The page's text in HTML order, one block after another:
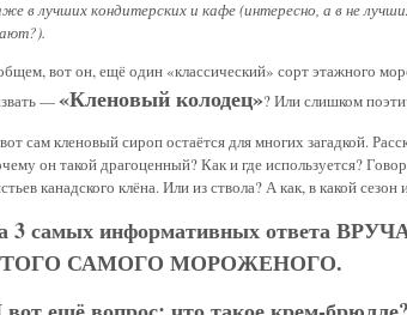
в лучших кондитерских и кафе (интересно, а в не
вот он, ещё один «классический» сорт этажного
—«Кленовый колодец»? Или слишком
сам кленовый сироп остаётся для многих загадкой.
он такой драгоценный? Как и где используется?
канадского клёна. Или из ствола? А как, в какой сезон
3 самых информативных ответа
САМОГО МОРОЖЕНОГО.